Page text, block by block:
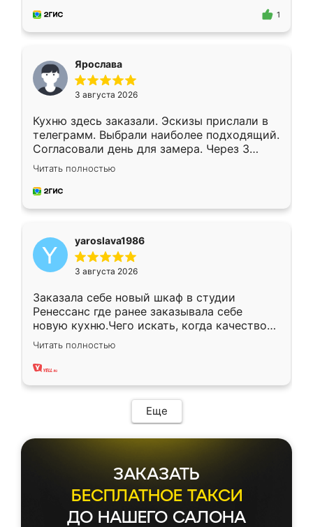
предложил по моему эскизу самый
1
Ярослава
3 августа 2026
Кухню здесь заказали. Эскизы прислали в
телеграмм. Выбрали наиболее подходящий.
Согласовали день для замера. Через 3
недели кухня была уже готова. Остались
довольны работой. Спасибо Ренессанс
мебель за качественную работу!
Читать полностью
yaroslava1986
3 августа 2026
Заказала себе новый шкаф в студии
Ренессанс где ранее заказывала себе
новую кухню.Чего искать, когда качеством
вполне довольна. Служит кухня уже почти
два года, нареканий нет.
Читать полностью
Еще
ЗАКАЗАТЬ
БЕСПЛАТНОЕ ТАКСИ
ДО НАШЕГО САЛОНА